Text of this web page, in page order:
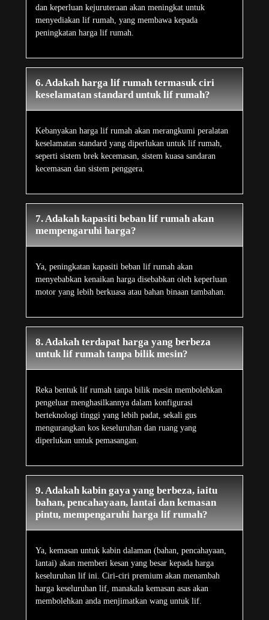
dan keperluan kejuruteraan akan meningkat untuk
menyediakan lif rumah, yang membawa kepada
peningkatan harga lif rumah.
6. Adakah harga lif rumah termasuk ciri
keselamatan standard untuk lif rumah?
Kebanyakan harga lif rumah akan merangkumi peralatan
keselamatan standard yang diperlukan untuk lif rumah,
seperti sistem brek kecemasan, sistem kuasa sandaran
kecemasan dan sistem penggera.
7. Adakah kapasiti beban lif rumah akan
mempengaruhi harga?
Ya, peningkatan kapasiti beban lif rumah akan
menyebabkan kenaikan harga disebabkan oleh keperluan
motor yang lebih berkuasa atau bahan binaan tambahan.
8. Adakah terdapat harga yang berbeza
untuk lif rumah tanpa bilik mesin?
Reka bentuk lif rumah tanpa bilik mesin membolehkan
pengeluar menghasilkannya dalam konfigurasi
berteknologi tinggi yang lebih padat, sekali gus
mengurangkan kos keseluruhan dan ruang yang
diperlukan untuk pemasangan.
9. Adakah kabin gaya yang berbeza, iaitu
bahan, pencahayaan, lantai dan kemasan
pintu, mempengaruhi harga lif rumah?
Ya, kemasan untuk kabin dalaman (bahan, pencahayaan,
lantai) akan memberi kesan yang besar kepada harga
keseluruhan lif ini. Ciri-ciri premium akan menambah
harga keseluruhan lif, manakala kemasan asas akan
membolehkan anda menjimatkan wang untuk lif.